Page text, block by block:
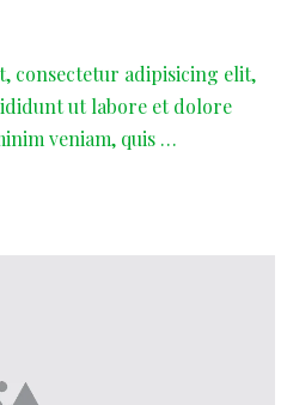
consectetur adipisicing elit,
ut labore et dolore
veniam, quis …